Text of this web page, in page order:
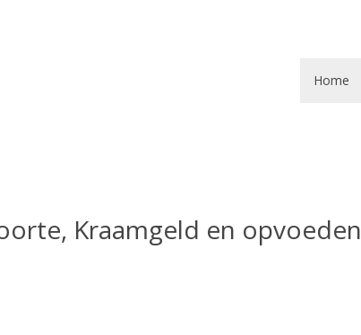
Home
Kraamgeld en opvoeden